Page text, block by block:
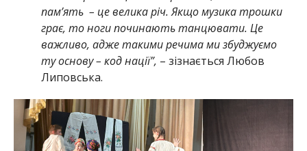
пам’ять – це велика річ. Якщо музика трошки
грає, то ноги починають танцювати. Це
важливо, адже такими речима ми збуджуємо
ту основу – код нації”, – зізнається Любов
Липовська.